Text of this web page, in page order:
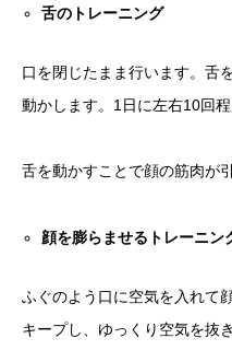
舌のトレーニング
口を閉じたまま行います。舌
動かします。1日に左右10回程
舌を動かすことで顔の筋肉が
顔を膨らませるトレーニン
ふぐのよう口に空気を入れて
キープし、ゆっくり空気を抜き